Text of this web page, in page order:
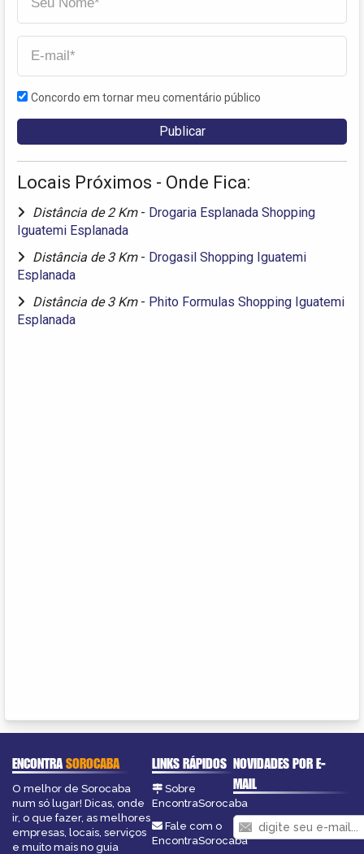
Concordo em tornar meu comentário público
Locais Próximos - Onde Fica:
Distância de 2 Km - Drogaria Esplanada Shopping
Iguatemi Esplanada
Distância de 3 Km - Drogasil Shopping Iguatemi
Esplanada
Distância de 3 Km - Phito Formulas Shopping Iguatemi
Esplanada
ENCONTRASOROCABA
O melhor de Sorocaba
num só lugar! Dicas, onde
ir, o que fazer, as melhores
empresas, locais, serviços
e muito mais no guia
LINKS RÁPIDOS
Sobre
EncontraSorocaba
Fale com o
EncontraSorocaba
NOVIDADES POR E-
MAIL